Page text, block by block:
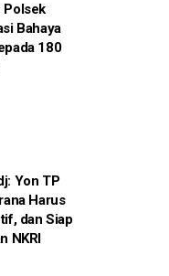
Polsek
Bahaya
180
Yon TP
Harus
dan Siap
NKRI